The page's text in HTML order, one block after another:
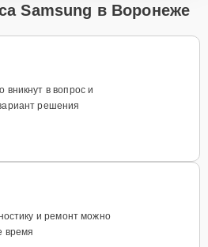
Samsung в Воронеже
в вопрос и
решения
и ремонт можно
время